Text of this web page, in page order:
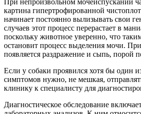
При непроизвольном мочеиспускании
картина гипертрофированной
начинает постоянно вылизывать свои
случаев этот процесс перерастает в
поскольку животное уверенно, что
остановит процесс выделения мочи.
появляется раздражение и сыпь, порой
Если у собаки проявился хотя бы один
симптомов нужно, не мешкая,
клинику к специалисту для
Диагностическое обследование